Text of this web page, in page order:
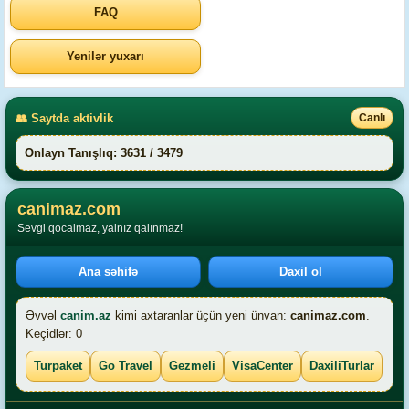
FAQ
Yenilər yuxarı
👥 Saytda aktivlik Canlı
Onlayn Tanışlıq: 3631 / 3479
canimaz.com
Sevgi qocalmaz, yalnız qalınmaz!
Ana səhifə Daxil ol
Əvvəl canim.az kimi axtaranlar üçün yeni ünvan: canimaz.com.
Keçidlər: 0
Turpaket Go Travel Gezmeli VisaCenter DaxiliTurlar